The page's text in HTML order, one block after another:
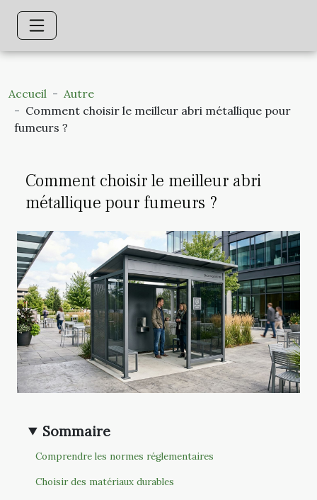
Accueil
Autre
Comment choisir le meilleur abri métallique pour
fumeurs ?
Comment choisir le meilleur abri
métallique pour fumeurs ?
Sommaire
Comprendre les normes réglementaires
Choisir des matériaux durables